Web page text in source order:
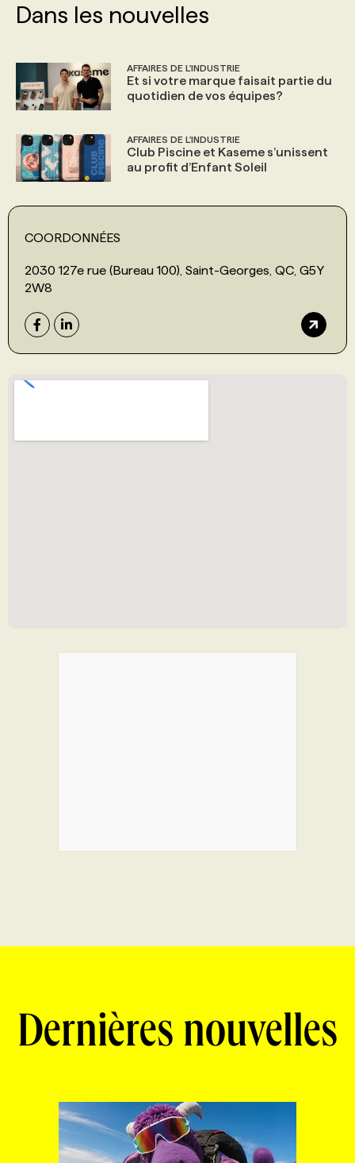
Dans les nouvelles
AFFAIRES DE L'INDUSTRIE
Et si votre marque faisait partie du
quotidien de vos équipes?
AFFAIRES DE L'INDUSTRIE
Club Piscine et Kaseme s’unissent
au profit d’Enfant Soleil
COORDONNÉES
2030 127e rue (Bureau 100), Saint-Georges, QC, G5Y
2W8
Dernières nouvelles